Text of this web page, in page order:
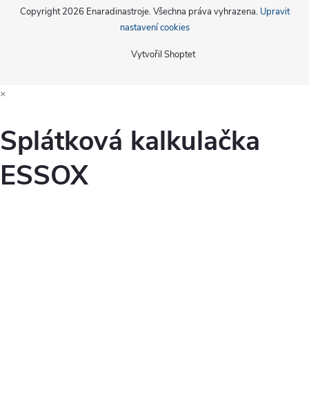
Vytvořil Shoptet
Copyright 2026 Enaradinastroje. Všechna práva vyhrazena. Upravit
nastavení cookies
×
Splátková kalkulačka
ESSOX